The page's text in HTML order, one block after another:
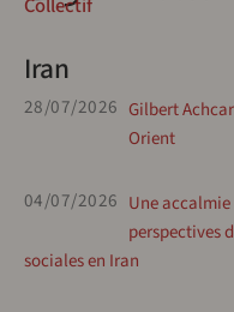
Collectif
Iran
28/07/2026 Gilbert
Orient
04/07/2026 Une
perspectives
sociales en Iran